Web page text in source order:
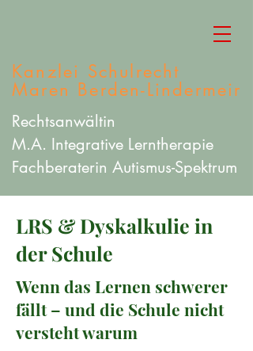
Kanzlei Schulrecht
Maren Berden-Lindermeir
Rechtsanwältin
M.A. Integrative Lerntherapie
Fachberaterin Autismus-Spektrum
LRS & Dyskalkulie in
der Schule
Wenn das Lernen schwerer
fällt – und die Schule nicht
versteht warum